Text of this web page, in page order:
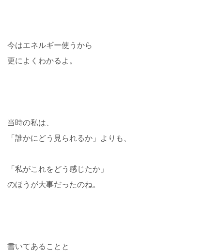
今はエネルギー使うから
更によくわかるよ。
当時の私は、
「誰かにどう見られるか」よりも、
「私がこれをどう感じたか」
のほうが大事だったのね。
書いてあることと